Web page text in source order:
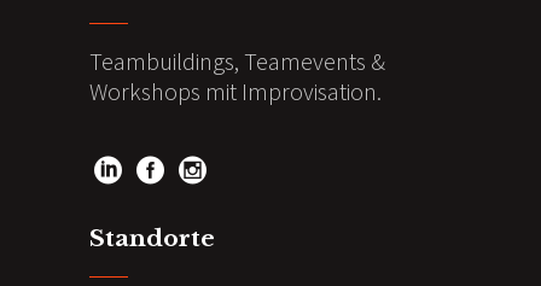
Teambuildings, Teamevents &
Workshops mit Improvisation.
Standorte